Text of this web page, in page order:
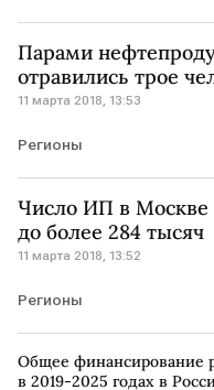
Парами
отравились трое
11 марта 2018, 13:53
Регионы
Число ИП в Москве
до более 284 тысяч
11 марта 2018, 13:52
Регионы
Общее финансирование
в 2019-2025 годах в